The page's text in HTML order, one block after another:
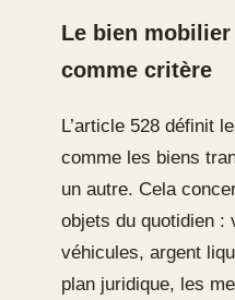
Le bien
comme critère
L’article 528 définit
comme les biens
un autre. Cela
objets du quotidien :
véhicules, argent
plan juridique, les